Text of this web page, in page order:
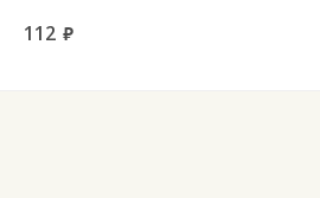
112 руб.